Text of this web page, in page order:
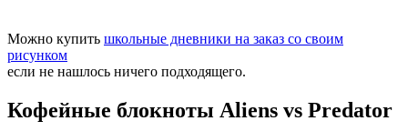
Можно купить школьные дневники на заказ со своим
рисунком
если не нашлось ничего подходящего.
Кофейные блокноты Aliens vs Predator